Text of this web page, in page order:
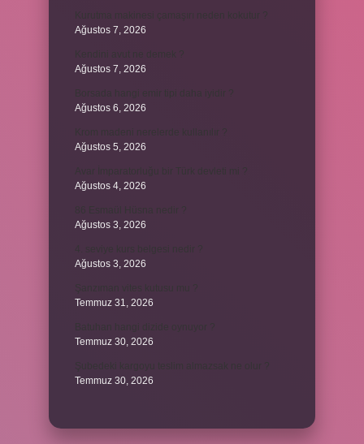
Ağustos 7, 2026
Ağustos 7, 2026
Ağustos 6, 2026
Ağustos 5, 2026
Ağustos 4, 2026
Ağustos 3, 2026
Ağustos 3, 2026
Temmuz 31, 2026
Temmuz 30, 2026
Temmuz 30, 2026